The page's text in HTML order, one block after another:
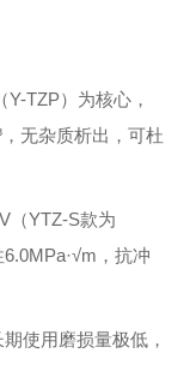
TZP）为核心，
无杂质析出，可杜
（YTZ-S款为
，抗冲
使用磨损量极低，